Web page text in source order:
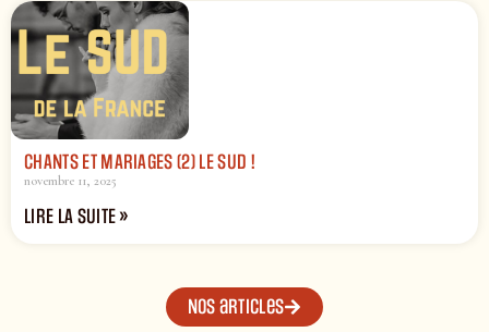
CHANTS ET MARIAGES (2) LE SUD !
novembre 11, 2025
LIRE LA SUITE »
Nos articles